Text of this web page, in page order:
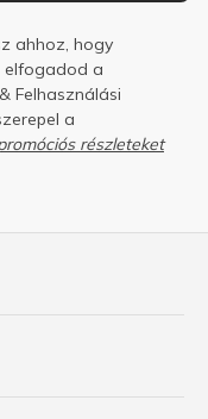
ahhoz, hogy
elfogadod a
& Felhasználási
a
részleteket